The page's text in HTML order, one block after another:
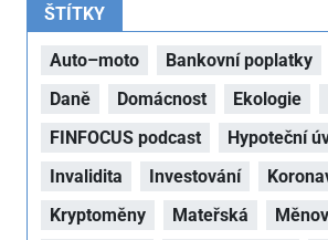
ŠTÍTKY
Auto–moto Bankovní poplatky
Daně
Domácnost Ekologie
FINFOCUS podcast
Hypoteční
Invalidita
Investování
Kryptoměny
Mateřská